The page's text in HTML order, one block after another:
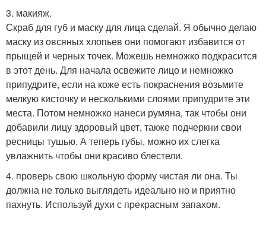
3. макияж.
Скраб для губ и маску для лица сделай. Я обычно делаю
маску из овсяных хлопьев они помогают избавится от
прыщей и черных точек. Можешь немножко подкрасится
в этот день. Для начала освежите лицо и немножко
припудрите, если на коже есть покраснения возьмите
мелкую кисточку и несколькими слоями припудрите эти
места. Потом немножко нанеси румяна, так чтобы они
добавили лицу здоровый цвет, также подчеркни свои
ресницы тушью. А теперь губы, можно их слегка
увлажнить чтобы они красиво блестели.
4. проверь свою школьную форму чистая ли она. Ты
должна не только выглядеть идеально но и приятно
пахнуть. Используй духи с прекрасным запахом.